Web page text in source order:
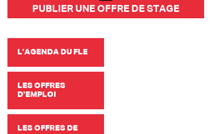
PUBLIER UNE OFFRE DE STAGE
L’AGENDA DU FLE
LES OFFRES
D'EMPLOI
LES OFFRES DE